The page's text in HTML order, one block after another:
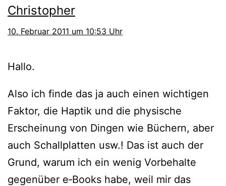
Christopher
10. Februar 2011 um 10:53 Uhr
Hallo.
Also ich fin­de das ja auch einen wich­ti­gen
Faktor, die Haptik und die phy­si­sche
Erscheinung von Dingen wie Büchern, aber
auch Schallplatten usw.! Das ist auch der
Grund, war­um ich ein wenig Vorbehalte
gegen­über e‑Books habe, weil mir das